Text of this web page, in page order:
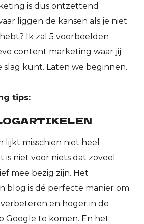
is dus ontzettend
liggen de kansen als je niet
Ik zal 5 voorbeelden
content marketing waar jij
slag kunt. Laten we beginnen.
tips:
lijkt misschien niet heel
is niet voor niets dat zoveel
mee bezig zijn. Het
blog is dé perfecte manier om
en hoger in de
Google te komen. En het